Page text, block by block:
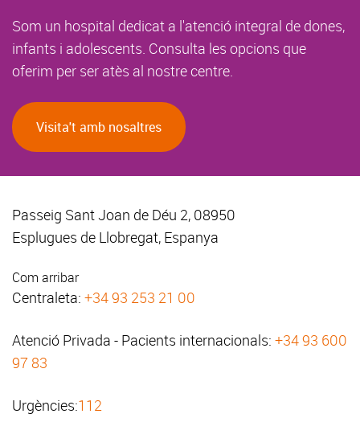
Som un hospital dedicat a l'atenció integral de dones,
infants i adolescents. Consulta les opcions que
oferim per ser atès al nostre centre.
Visita't amb nosaltres
Passeig Sant Joan de Déu 2, 08950
Esplugues de Llobregat, Espanya
Com arribar
Centraleta: +34 93 253 21 00
Atenció Privada - Pacients internacionals: +34 93 600
97 83
Urgències:112